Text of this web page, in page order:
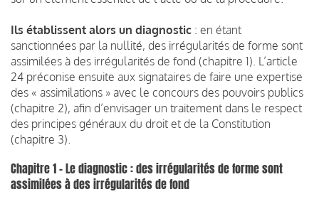
Ils établissent alors un diagnostic : en étant
sanctionnées par la nullité, des irrégularités de forme sont
assimilées à des irrégularités de fond (chapitre 1). L’article
24 préconise ensuite aux signataires de faire une expertise
des « assimilations » avec le concours des pouvoirs publics
(chapitre 2), afin d’envisager un traitement dans le respect
des principes généraux du droit et de la Constitution
(chapitre 3).
Chapitre 1 - Le diagnostic : des irrégularités de forme sont
assimilées à des irrégularités de fond